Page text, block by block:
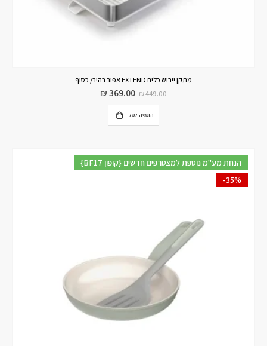
מתקן ייבוש כלים EXTEND אפור בהיר/ כסוף
₪449.00
₪ 369.00
הוספה לסל
{BF17 קופון} הנחת מע"מ נוספת למצטרפים חדשים
-35%